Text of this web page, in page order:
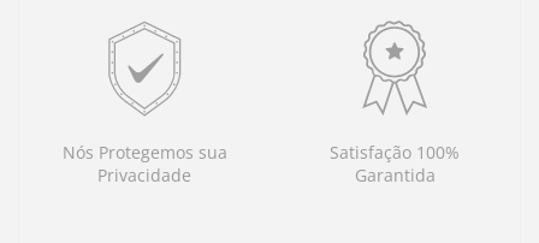
Nós Protegemos sua
Privacidade
Satisfação 100%
Garantida